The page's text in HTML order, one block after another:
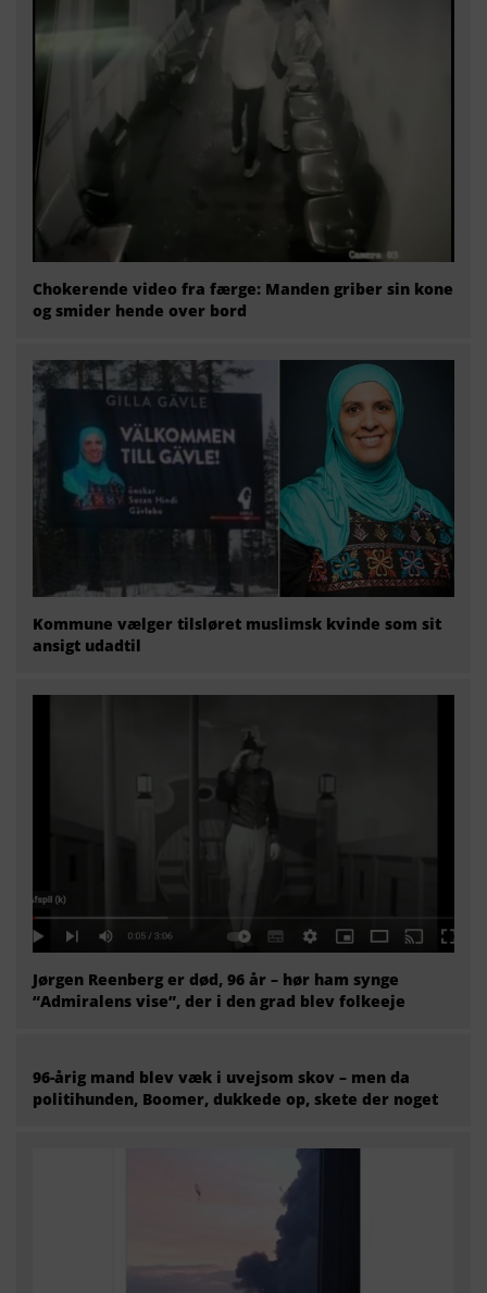
Chokerende video fra færge: Manden griber sin kone
og smider hende over bord
Kommune vælger tilsløret muslimsk kvinde som sit
ansigt udadtil
Jørgen Reenberg er død, 96 år – hør ham synge
“Admiralens vise”, der i den grad blev folkeeje
96-årig mand blev væk i uvejsom skov – men da
politihunden, Boomer, dukkede op, skete der noget